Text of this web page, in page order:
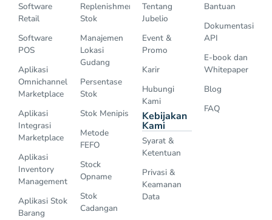
Software
Retail
Software
POS
Aplikasi
Omnichannel
Marketplace
Aplikasi
Integrasi
Marketplace
Aplikasi
Inventory
Management
Aplikasi Stok
Barang
Replenishment
Stok
Manajemen
Lokasi
Gudang
Persentase
Stok
Stok Menipis
Metode
FEFO
Stock
Opname
Stok
Cadangan
Tentang
Jubelio
Event &
Promo
Karir
Hubungi
Kami
Kebijakan
Kami
Syarat &
Ketentuan
Privasi &
Keamanan
Data
Bantuan
Dokumentasi
API
E-book dan
Whitepaper
Blog
FAQ